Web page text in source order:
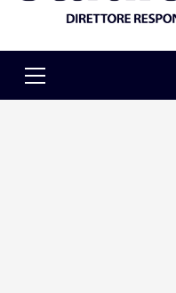
Menu